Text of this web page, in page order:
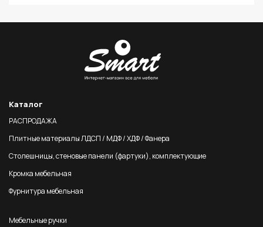
Каталог
РАСПРОДАЖА
Плитные материалы ЛДСП / МДФ / ХДФ / Фанера
Столешницы, стеновые панели (фартуки), комплектующие
Кромка мебельная
Фурнитура мебельная
Мебельные ручки